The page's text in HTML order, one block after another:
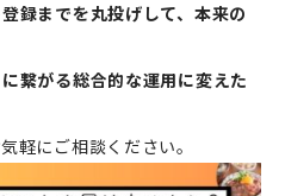
録までを丸投げして、本来の
繋がる総合的な運用に変えた
軽にご相談ください。